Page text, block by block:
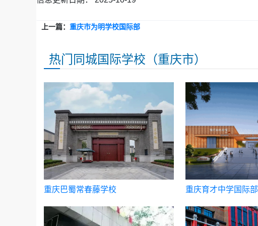
上一篇： 重庆市为明学校国际部
热门同城国际学校（重庆市）
重庆巴蜀常春藤学校 重庆育才中学国际部